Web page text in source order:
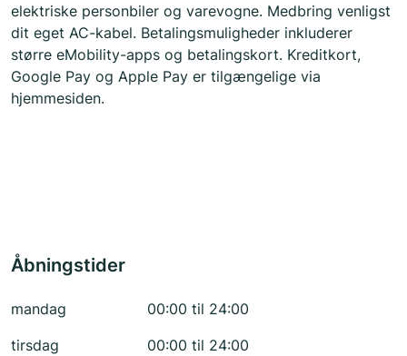
elektriske personbiler og varevogne. Medbring venligst
dit eget AC-kabel. Betalingsmuligheder inkluderer
større eMobility-apps og betalingskort. Kreditkort,
Google Pay og Apple Pay er tilgængelige via
hjemmesiden.
Åbningstider
mandag
00:00 til 24:00
tirsdag
00:00 til 24:00